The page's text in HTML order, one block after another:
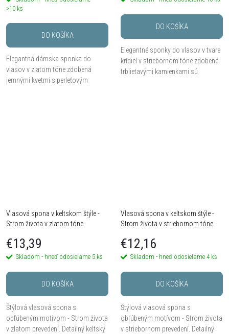
>10 ks
DO KOŠÍKA
Elegantná dámska sponka do
vlasov v zlatom tóne zdobená
jemnými kvetmi s perleťovým
DO KOŠÍKA
Elegantné sponky do vlasov v tvare
krídiel v striebornom tóne zdobené
trblietavými kamienkami sú
Vlasová spona v keltskom štýle -
Strom života v zlatom tóne
€13,39
Skladom - hneď odosielame 5 ks
DO KOŠÍKA
Štýlová vlasová spona s
obľúbeným motívom - Strom života
v zlatom prevedení. Detailný keltský
Vlasová spona v keltskom štýle -
Strom života v striebornom tóne
€12,16
Skladom - hneď odosielame 4 ks
DO KOŠÍKA
Štýlová vlasová spona s
obľúbeným motívom - Strom života
v striebornom prevedení. Detailný